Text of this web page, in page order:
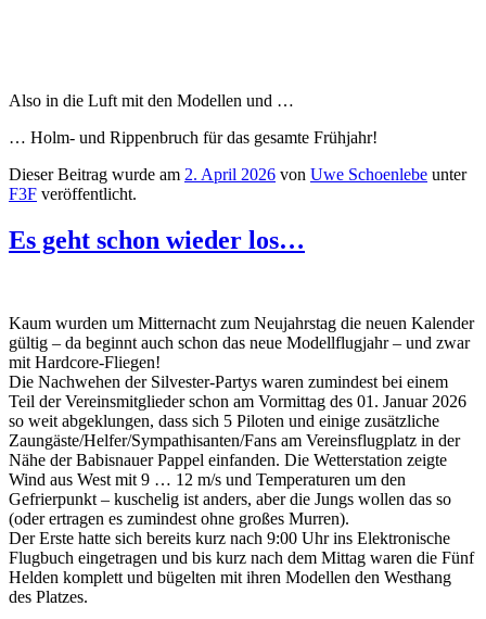
Also in die Luft mit den Modellen und …
… Holm- und Rippenbruch für das gesamte Frühjahr!
Dieser Beitrag wurde am 2. April 2026 von Uwe Schoenlebe unter
F3F veröffentlicht.
Es geht schon wieder los…
Kaum wurden um Mitternacht zum Neujahrstag die neuen Kalender
gültig – da beginnt auch schon das neue Modellflugjahr – und zwar
mit Hardcore-Fliegen!
Die Nachwehen der Silvester-Partys waren zumindest bei einem
Teil der Vereinsmitglieder schon am Vormittag des 01. Januar 2026
so weit abgeklungen, dass sich 5 Piloten und einige zusätzliche
Zaungäste/Helfer/Sympathisanten/Fans am Vereinsflugplatz in der
Nähe der Babisnauer Pappel einfanden. Die Wetterstation zeigte
Wind aus West mit 9 … 12 m/s und Temperaturen um den
Gefrierpunkt – kuschelig ist anders, aber die Jungs wollen das so
(oder ertragen es zumindest ohne großes Murren).
Der Erste hatte sich bereits kurz nach 9:00 Uhr ins Elektronische
Flugbuch eingetragen und bis kurz nach dem Mittag waren die Fünf
Helden komplett und bügelten mit ihren Modellen den Westhang
des Platzes.